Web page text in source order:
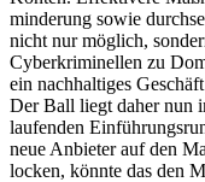
minderung sowie
nicht nur möglich,
Cyberkriminellen zu
ein nachhaltiges
Der Ball liegt daher nun
laufenden
neue Anbieter auf den
locken, könnte das den